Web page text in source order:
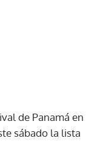
de Panamá en
sábado la lista